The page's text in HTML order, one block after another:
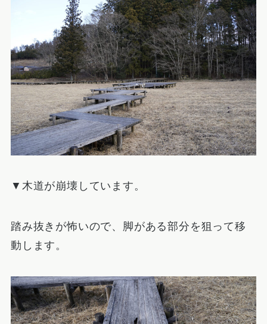
▼木道が崩壊しています。
踏み抜きが怖いので、脚がある部分を狙って移
動します。